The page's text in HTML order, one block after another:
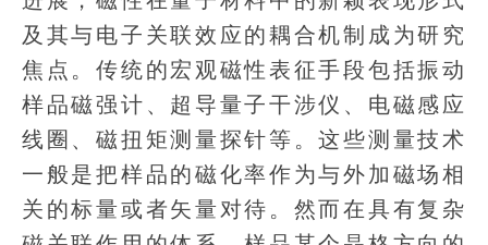
及其与电子关联效应的耦合机制成为研究
焦点。传统的宏观磁性表征手段包括振动
样品磁强计、超导量子干涉仪、电磁感应
线圈、磁扭矩测量探针等。这些测量技术
一般是把样品的磁化率作为与外加磁场相
关的标量或者矢量对待。然而在具有复杂